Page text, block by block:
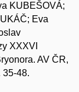
KUBEŠOVÁ;
Eva
XXXVI
AV ČR,
35-48.